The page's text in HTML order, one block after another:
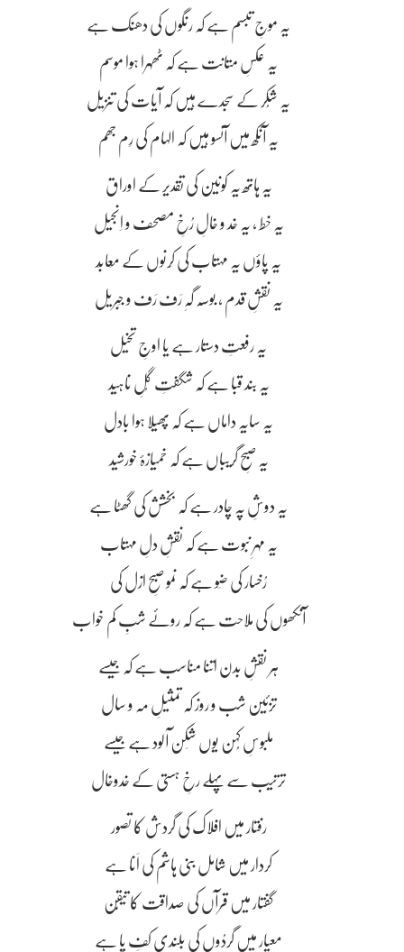
یہ موجِ تبسم ہے کہ رنگوں کی دھنک ہے
یہ عکسِ متانت ہے کہ ٹھہرا ہوا موسم
یہ شُکر کے سجدے ہیں کہ آیات کی تنزیل
یہ آنکھ میں آنسو ہیں کہ الہام کی رِم جھم
یہ ہاتھ یہ کونین کی تقدیر کے اوراق
یہ خط ، یہ خد و خالِ رُخِ مصحف و اِنجیل
یہ پاؤں یہ مہتاب کی کِرنوں کے مَعابِد
یہ نقشِ قدم ، بوسہ گہِ رَف رَف و جِبریل
یہ رفعتِ دستار ہے یا اوجِ تخیل
یہ بند قبا ہے کہ شگفتِ گُلِ ناہید
یہ سایہ داماں ہے کہ پھیلا ہوا بادل
یہ صبحِ گریباں ہے کہ خمیازۂ خورشید
یہ دوشِ پہ چادر ہے کہ بخشش کی گھٹا ہے
یہ مہرِ نبوت ہے کہ نقشِ دلِ مہتاب
رُخسار کی ضَو ہے کہ نمو صبحِ ازل کی
آنکھوں کی ملاحت ہے کہ روئے شبِ کم خواب
ہر نقشِ بدن اتنا مناسب ہے کہ جیسے
تزئین شب و روز کہ تمثیلِ مہ و سال
ملبوسِ کُہن یوں شِکن آلود ہے جیسے
ترتیب سے پہلے رخِ ہستی کے خدوخال
رفتار میں افلاک کی گردش کا تصور
کردار میں شامل بنی ہاشم کی اَنا ہے
گفتار میں قرآں کی صداقت کا تیقُّن
معیار میں گردُوں کی بلندی کفِ پا ہے